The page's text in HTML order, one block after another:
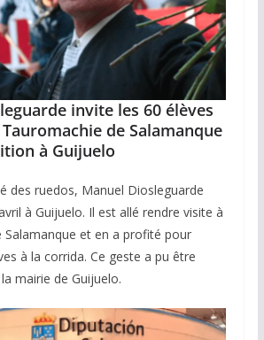
invite les 60 élèves
Tauromachie de Salamanque
à Guijuelo
des ruedos, Manuel Diosleguarde
à Guijuelo. Il est allé rendre visite à
Salamanque et en a profité pour
à la corrida. Ce geste a pu être
mairie de Guijuelo.